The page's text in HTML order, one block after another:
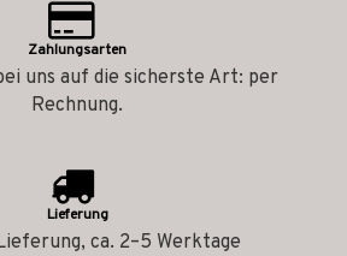
Zahlungsarten
uns auf die sicherste Art: per
Rechnung.
Lieferung
ca. 2–5 Werktage